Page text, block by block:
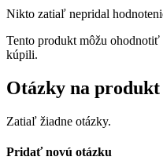
Nikto zatiaľ nepridal
Tento produkt môžu
kúpili.
Otázky na produkt
Zatiaľ žiadne otázky.
Pridať novú otázku